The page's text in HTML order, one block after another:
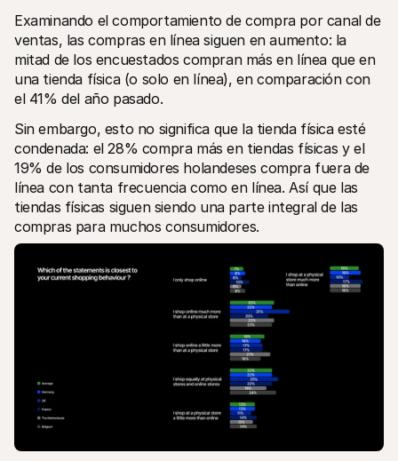
Examinando el comportamiento de compra por canal de
ventas, las compras en línea siguen en aumento: la
mitad de los encuestados compran más en línea que en
una tienda física (o solo en línea), en comparación con
el 41% del año pasado.
Sin embargo, esto no significa que la tienda física esté
condenada: el 28% compra más en tiendas físicas y el
19% de los consumidores holandeses compra fuera de
línea con tanta frecuencia como en línea. Así que las
tiendas físicas siguen siendo una parte integral de las
compras para muchos consumidores.